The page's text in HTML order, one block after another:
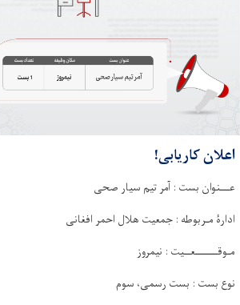
اعلان کاریابی!
عـــنوان بست : آمر تیم سیار صحی
ادارۀ مـربوطه : جمعیت هلال احمر افغانی
مـوقـــــــعــيت : نیمروز
نوع بست : بست رسمی، سوم